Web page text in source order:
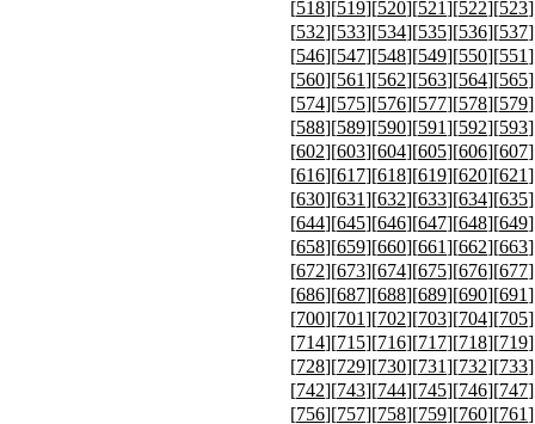
[518][519][520][521][522][523
[532][533][534][535][536][537
[546][547][548][549][550][551
[560][561][562][563][564][565
[574][575][576][577][578][579
[588][589][590][591][592][593
[602][603][604][605][606][607
[616][617][618][619][620][621
[630][631][632][633][634][635
[644][645][646][647][648][649
[658][659][660][661][662][663
[672][673][674][675][676][677
[686][687][688][689][690][691
[700][701][702][703][704][705
[714][715][716][717][718][719
[728][729][730][731][732][733
[742][743][744][745][746][747
[756][757][758][759][760][761